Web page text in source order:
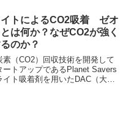
指しています。xAIの特徴やなぜ
出資を行うのかを知ることがで
トによるCO2吸着 ゼオ
は何か？なぜCO2が強く
のか？
素（CO2）回収技術を開発して
ートアップであるPlanet Savers
イト吸着剤を用いたDAC（大気